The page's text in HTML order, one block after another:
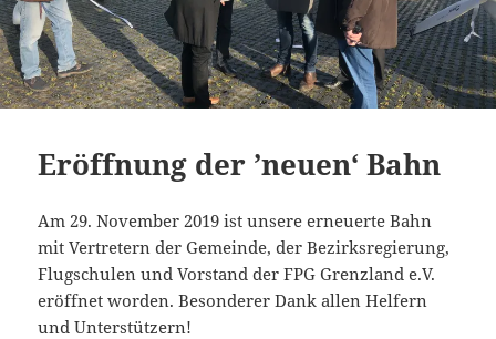
Eröffnung der ’neuen‘ Bahn
Am 29. November 2019 ist unsere erneuerte Bahn
mit Vertretern der Gemeinde, der Bezirksregierung,
Flugschulen und Vorstand der FPG Grenzland e.V.
eröffnet worden. Besonderer Dank allen Helfern
und Unterstützern!